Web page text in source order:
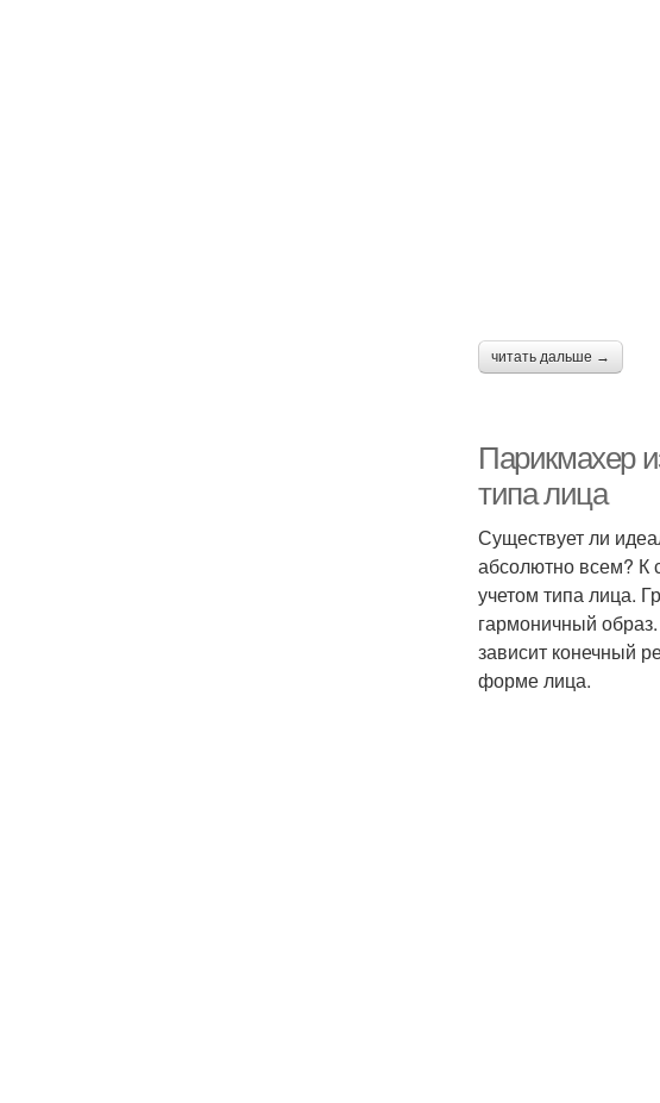
читать дальше →
Парикмахер
типа лица
Существует ли
абсолютно всем? К
учетом типа лица.
гармоничный
зависит конечный
форме лица.